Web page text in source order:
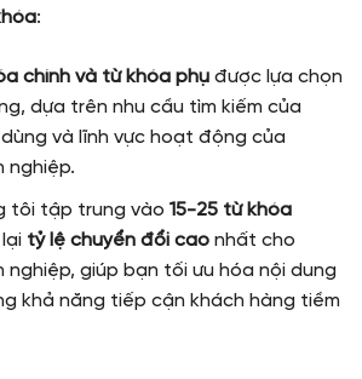
:
chính và từ khóa phụđược lựa chọn
dựa trên nhu cầu tìm kiếm của
và lĩnh vực hoạt động của
nghiệp.
tôi tập trung vào 15-25 từ khóa
tỷ lệ chuyển đổi caonhất cho
nghiệp, giúp bạn tối ưu hóa nội dung
khả năng tiếp cận khách hàng tiềm